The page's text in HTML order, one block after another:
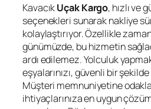
KavacıkUçak Kargo, hızlı ve
seçenekleri sunarak nakliye
kolaylaştırıyor. Özellikle
günümüzde, bu hizmetin
ardı edilemez. Yolculuk
eşyalarınızı, güvenli bir
Müşteri memnuniyetine
ihtiyaçlarınıza en uygun